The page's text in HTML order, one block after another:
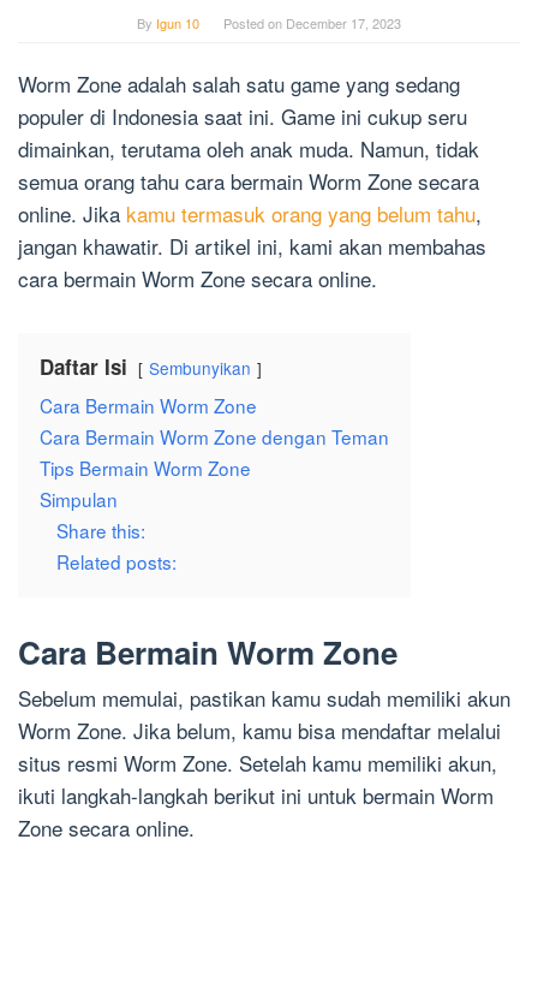
By Igun 10 Posted on December 17, 2023
Worm Zone adalah salah satu game yang sedang
populer di Indonesia saat ini. Game ini cukup seru
dimainkan, terutama oleh anak muda. Namun, tidak
semua orang tahu cara bermain Worm Zone secara
online. Jika kamu termasuk orang yang belum tahu,
jangan khawatir. Di artikel ini, kami akan membahas
cara bermain Worm Zone secara online.
Daftar Isi Sembunyikan
Cara Bermain Worm Zone
Cara Bermain Worm Zone dengan Teman
Tips Bermain Worm Zone
Simpulan
Share this:
Related posts:
Cara Bermain Worm Zone
Sebelum memulai, pastikan kamu sudah memiliki akun
Worm Zone. Jika belum, kamu bisa mendaftar melalui
situs resmi Worm Zone. Setelah kamu memiliki akun,
ikuti langkah-langkah berikut ini untuk bermain Worm
Zone secara online.